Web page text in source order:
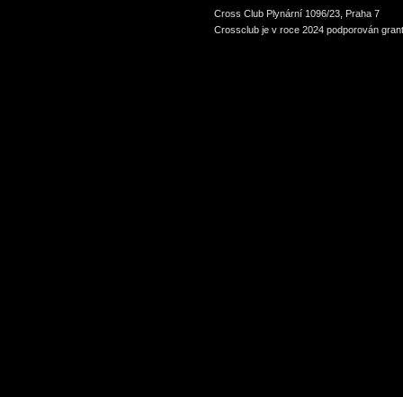
Cross Club Plynární 1096/23, Praha 7
Crossclub je v roce 2024 podporován